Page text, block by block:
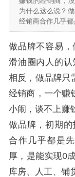
为什么这么说？
经销商合作几乎
做品牌不容易
滑油圈内人的
相反，做品牌只
经销商，一个赚
小闹，谈不上赚
做品牌，初期
合作几乎都是
厚，是能实现0
库房、人工、铺